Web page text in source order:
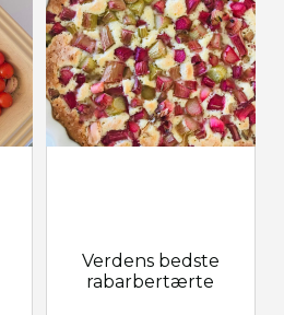
Verdens bedste
rabarbertærte